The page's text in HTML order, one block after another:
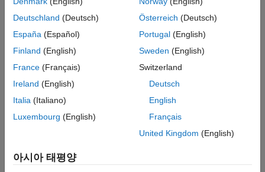
Student
Home
License Term
License Term
Annual
Perpetual
Deutschland (Deutsch)
España (Español)
Finland (English)
France (Français)
Ireland (English)
Italia (Italiano)
Luxembourg (English)
Österreich (Deutsch)
Portugal(English)
Sweden (English)
Switzerland
Deutsch
English
Français
United Kingdom (English)
아시아 태평양